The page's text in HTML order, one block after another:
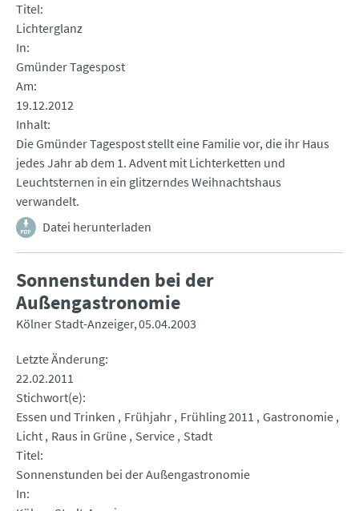
Titel
Lichterglanz
In
Gmünder Tagespost
Am
19.12.2012
Inhalt
Die Gmünder Tagespost stellt eine Familie vor, die ihr Haus
jedes Jahr ab dem 1. Advent mit Lichterketten und
Leuchtsternen in ein glitzerndes Weihnachtshaus
verwandelt.
Datei herunterladen
Sonnenstunden bei der
Außengastronomie
Kölner Stadt-Anzeiger 05.04.2003
Letzte Änderung
22.02.2011
Stichwort(e)
Essen und Trinken
Frühjahr Frühling 2011 Gastronomie
Licht Raus in Grüne Service Stadt
Titel
Sonnenstunden bei der Außengastronomie
In